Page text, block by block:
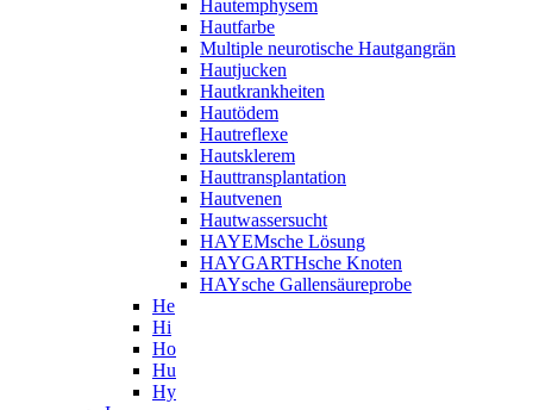
Hautemphysem
Hautfarbe
Multiple neurotische Hautgangrän
Hautjucken
Hautkrankheiten
Hautödem
Hautreflexe
Hautsklerem
Hauttransplantation
Hautvenen
Hautwassersucht
HAYEMsche Lösung
HAYGARTHsche Knoten
HAYsche Gallensäureprobe
He
Hi
Ho
Hu
Hy